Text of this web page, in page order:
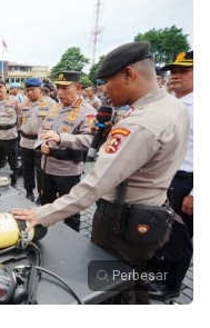
Perbesar